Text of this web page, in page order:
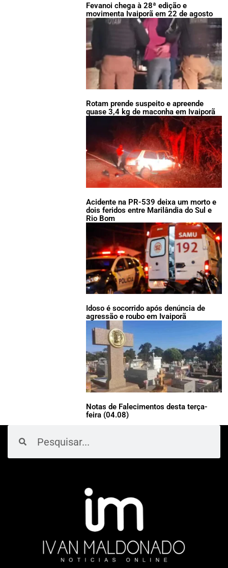
Fevanoi chega à 28ª edição e
movimenta Ivaiporã em 22 de agosto
Rotam prende suspeito e apreende
quase 3,4 kg de maconha em Ivaiporã
Acidente na PR-539 deixa um morto e
dois feridos entre Marilândia do Sul e
Rio Bom
Idoso é socorrido após denúncia de
agressão e roubo em Ivaiporã
Notas de Falecimentos desta terça-
feira (04.08)